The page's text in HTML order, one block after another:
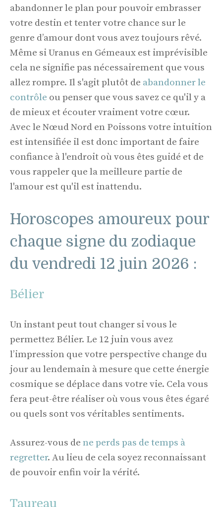
abandonner le plan pour pouvoir embrasser
votre destin et tenter votre chance sur le
genre d’amour dont vous avez toujours rêvé.
Même si Uranus en Gémeaux est imprévisible
cela ne signifie pas nécessairement que vous
allez rompre. Il s'agit plutôt de abandonner le
contrôle ou penser que vous savez ce qu'il y a
de mieux et écouter vraiment votre cœur.
Avec le Nœud Nord en Poissons votre intuition
est intensifiée il est donc important de faire
confiance à l'endroit où vous êtes guidé et de
vous rappeler que la meilleure partie de
l'amour est qu'il est inattendu.
Horoscopes amoureux pour
chaque signe du zodiaque
du vendredi 12 juin 2026 :
Bélier
Un instant peut tout changer si vous le
permettez Bélier. Le 12 juin vous avez
l’impression que votre perspective change du
jour au lendemain à mesure que cette énergie
cosmique se déplace dans votre vie. Cela vous
fera peut-être réaliser où vous vous êtes égaré
ou quels sont vos véritables sentiments.
Assurez-vous de ne perds pas de temps à
regretter. Au lieu de cela soyez reconnaissant
de pouvoir enfin voir la vérité.
Taureau